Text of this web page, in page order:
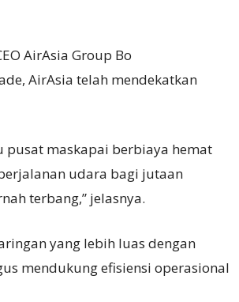
AirAsia Group Bo
AirAsia telah mendekatkan
pusat maskapai berbiaya hemat
udara bagi jutaan
terbang,” jelasnya.
yang lebih luas dengan
mendukung efisiensi operasional